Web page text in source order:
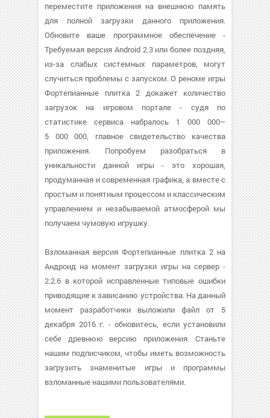
переместите приложения на внешнюю память
для полной загрузки данного приложения.
Обновите ваше программное обеспечение -
Требуемая версия Android 2.3 или более поздняя,
из-за слабых системных параметров, могут
случиться проблемы с запуском. О реноме игры
Фортепианные плитка 2 докажет количество
загрузок на игровом портале - судя по
статистике сервиса набралось 1 000 000–
5 000 000, главное свидетельство качества
приложения. Попробуем разобраться в
уникальности данной игры - это хорошая,
продуманная и современная графика, а вместе с
простым и понятным процессом и классическим
управлением и незабываемой атмосферой мы
получаем чумовую игрушку.
Взломанная версия Фортепианные плитка 2 на
Андроид на момент загрузки игры на сервер -
2.2.6 в которой исправленные типовые ошибки
приводящие к зависанию устройства. На данный
момент разработчики выложили файл от 5
декабря 2016 г. - обновитесь, если установили
себе древнюю версию приложения. Станьте
нашим подписчиком, чтобы иметь возможность
загрузить знаменитые игры и программы
взломанные нашими пользователями.